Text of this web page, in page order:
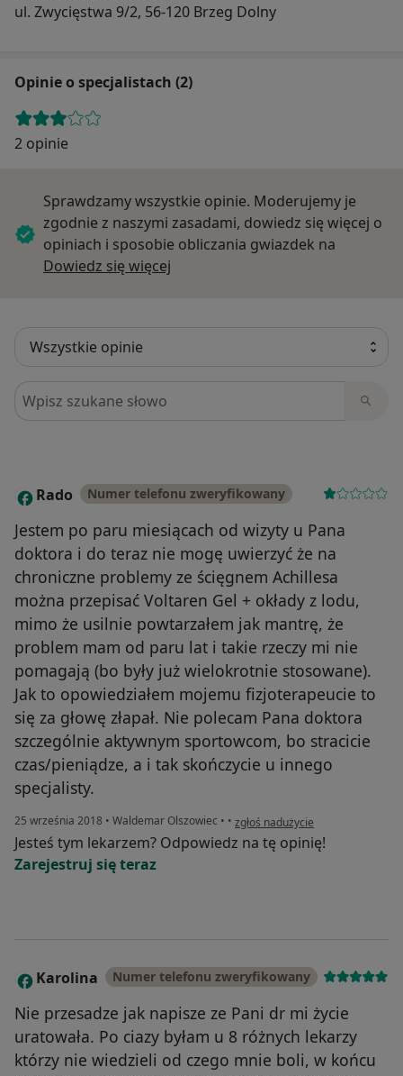
ul. Zwycięstwa 9/2, 56-120 Brzeg Dolny
Opinie o specjalistach (2)
2 opinie
Sprawdzamy wszystkie opinie. Moderujemy je
zgodnie z naszymi zasadami, dowiedz się więcej o
opiniach i sposobie obliczania gwiazdek na
Dowiedz się więcej
Szukaj w opiniach
R Rado Numer telefonu zweryfikowany
Jestem po paru miesiącach od wizyty u Pana
doktora i do teraz nie mogę uwierzyć że na
chroniczne problemy ze ścięgnem Achillesa
można przepisać Voltaren Gel + okłady z lodu,
mimo że usilnie powtarzałem jak mantrę, że
problem mam od paru lat i takie rzeczy mi nie
pomagają (bo były już wielokrotnie stosowane).
Jak to opowiedziałem mojemu fizjoterapeucie to
się za głowę złapał. Nie polecam Pana doktora
szczególnie aktywnym sportowcom, bo stracicie
czas/pieniądze, a i tak skończycie u innego
specjalisty.
25 września 2018 • Waldemar Olszowiec • • w opinii użytkownika Rado
zgłoś nadużycie
Jesteś tym lekarzem? Odpowiedz na tę opinię!
Zarejestruj się teraz
K Karolina Numer telefonu zweryfikowany
Nie przesadze jak napisze ze Pani dr mi życie
uratowała. Po ciazy byłam u 8 różnych lekarzy
którzy nie wiedzieli od czego mnie boli, w końcu